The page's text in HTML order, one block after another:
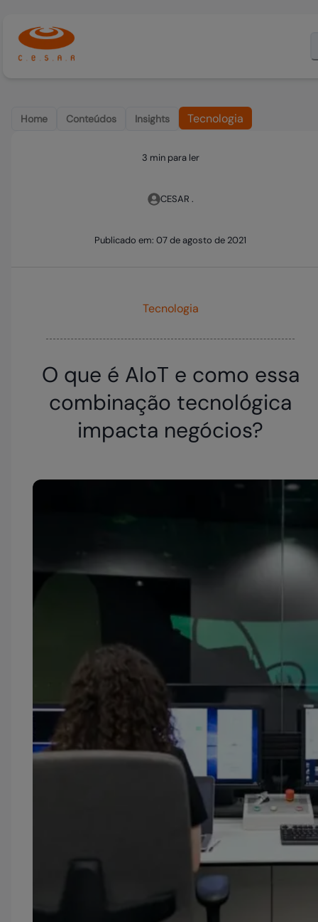
Home Conteúdos Insights Tecnologia
3 min para ler
CESAR .
Publicado em: 07 de agosto de 2021
Tecnologia
O que é AIoT e como essa
combinação tecnológica
impacta negócios?